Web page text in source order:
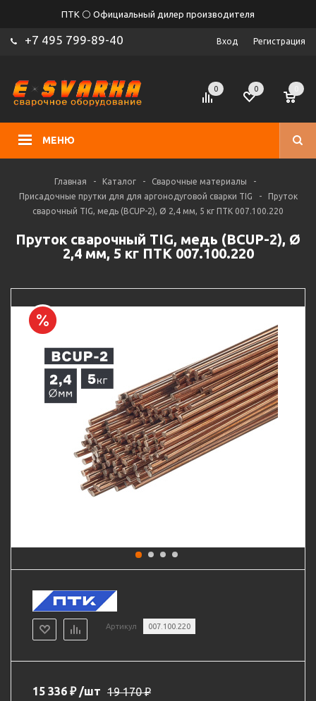
ПТК ⚪ Официальный дилер производителя
+7 495 799-89-40 Вход Регистрация
МЕНЮ
0 0
Главная - Каталог - Сварочные материалы
-
Присадочные прутки для для аргонодуговой сварки TIG
-
Пруток
сварочный TIG, медь (BCUP-2), Ø 2,4 мм, 5 кг ПТК 007.100.220
Пруток сварочный TIG, медь (BCUP-2), Ø
2,4 мм, 5 кг ПТК 007.100.220
Артикул 007.100.220
15 336 ₽ /шт 19 170₽